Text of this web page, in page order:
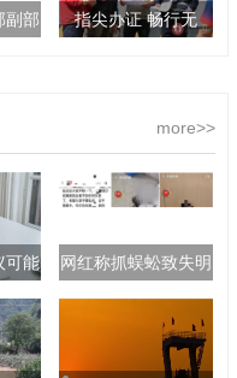
副部 指尖办证 畅行无
more>>
可能 网红称抓蜈蚣致失明